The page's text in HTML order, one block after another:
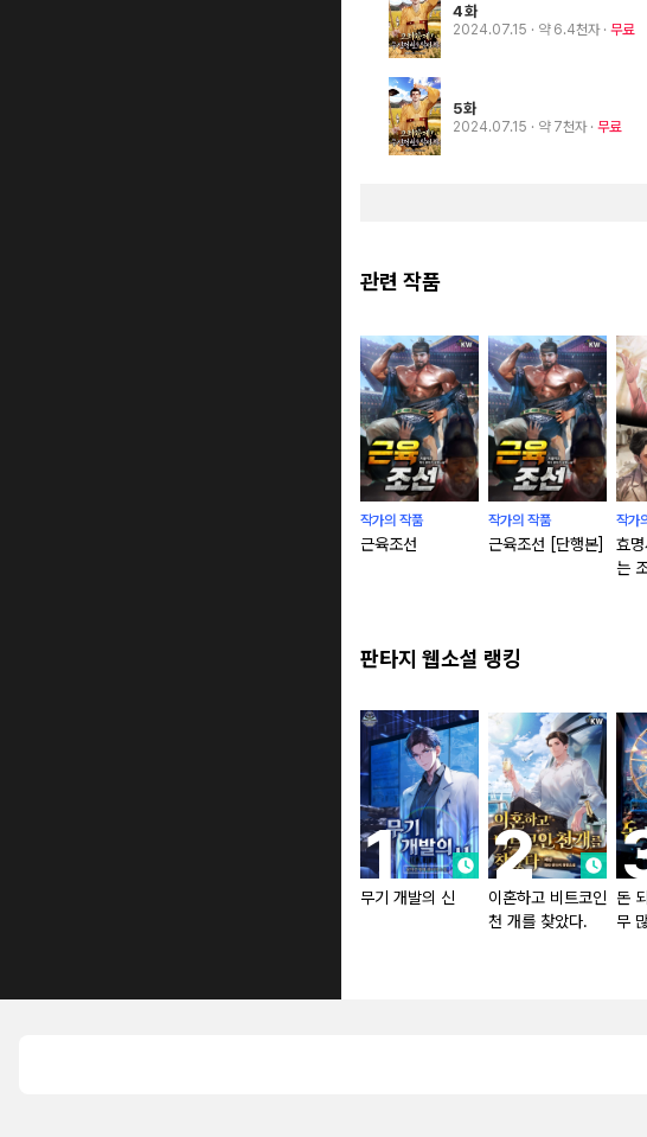
4화
2024.07.15 · 약 6.4천자 무료
5화
2024.07.15 · 약 7천자 무료
관련 작품
작가의 작품
근육조선
작가의 작품
근육조선 [단행본]
작가
효
는
판타지 웹소설 랭킹
무기 개발의 신
이혼하고 비트코인
천 개를 찾았다.
돈
무